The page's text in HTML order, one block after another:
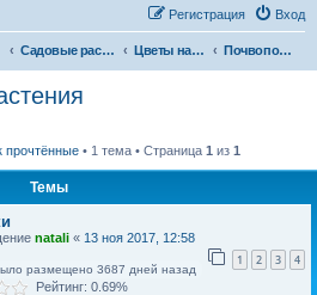
Вход
Регистрация
Садовые растения Цветы нашего сада Почвопокровные растения
прочтённые• 1 тема • Страница 1 из 1
Темы
natali « 13 ноя 2017, 12:58
1 2 3 4
размещено 3687 дней назад
Рейтинг: 0.69%